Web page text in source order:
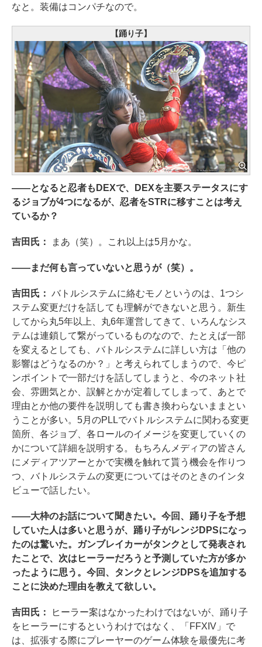
なと。装備はコンパチなので。
【踊り子】
――となると忍者もDEXで、DEXを主要ステータスにす
るジョブが4つになるが、忍者をSTRに移すことは考え
ているか？
吉田氏： まあ（笑）。これ以上は5月かな。
――まだ何も言っていないと思うが（笑）。
吉田氏： バトルシステムに絡むモノというのは、1つシ
ステム変更だけを話しても理解ができないと思う。新生
してから丸5年以上、丸6年運営してきて、いろんなシス
テムは連鎖して繋がっているものなので、たとえば一部
を変えるとしても、バトルシステムに詳しい方は「他の
影響はどうなるのか？」と考えられてしまうので、今ピ
ンポイントで一部だけを話してしまうと、今のネット社
会、雰囲気とか、誤解とかが定着してしまって、あとで
理由とか他の要件を説明しても書き換わらないままとい
うことが多い。5月のPLLでバトルシステムに関わる変更
箇所、各ジョブ、各ロールのイメージを変更していくの
かについて詳細を説明する。もちろんメディアの皆さん
にメディアツアーとかで実機を触れて貰う機会を作りつ
つ、バトルシステムの変更についてはそのときのインタ
ビューで話したい。
――大枠のお話について聞きたい。今回、踊り子を予想
していた人は多いと思うが、踊り子がレンジDPSになっ
たのは驚いた。ガンブレイカーがタンクとして発表され
たことで、次はヒーラーだろうと予測していた方が多か
ったように思う。今回、タンクとレンジDPSを追加する
ことに決めた理由を教えて欲しい。
吉田氏：
ヒーラー案はなかったわけではないが、踊り子
をヒーラーにするというわけではなく、「FFXIV」で
は、拡張する際にプレーヤーのゲーム体験を最優先に考